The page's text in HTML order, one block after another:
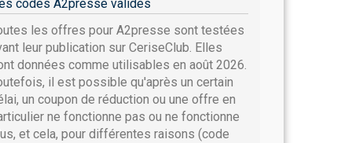
codes A2presse valides
les offres pour A2presse sont testées
leur publication sur CeriseClub. Elles
données comme utilisables en août 2026.
il est possible qu'après un certain
un coupon de réduction ou une offre en
ne fonctionne pas ou ne fonctionne
et cela, pour différentes raisons (code